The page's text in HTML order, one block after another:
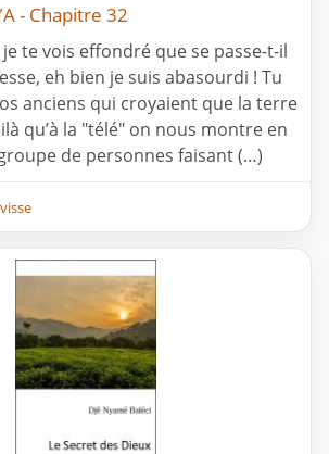
- Chapitre 32
te vois effondré que se passe-t-il
eh bien je suis abasourdi ! Tu
anciens qui croyaient que la terre
qu’à la "télé" on nous montre en
de personnes faisant (…)